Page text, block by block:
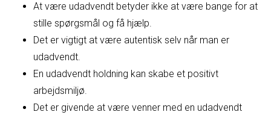
At være udadvendt betyder ikke at være bange for at
stille spørgsmål og få hjælp.
Det er vigtigt at være autentisk selv når man er
udadvendt.
En udadvendt holdning kan skabe et positivt
arbejdsmiljø.
Det er givende at være venner med en udadvendt